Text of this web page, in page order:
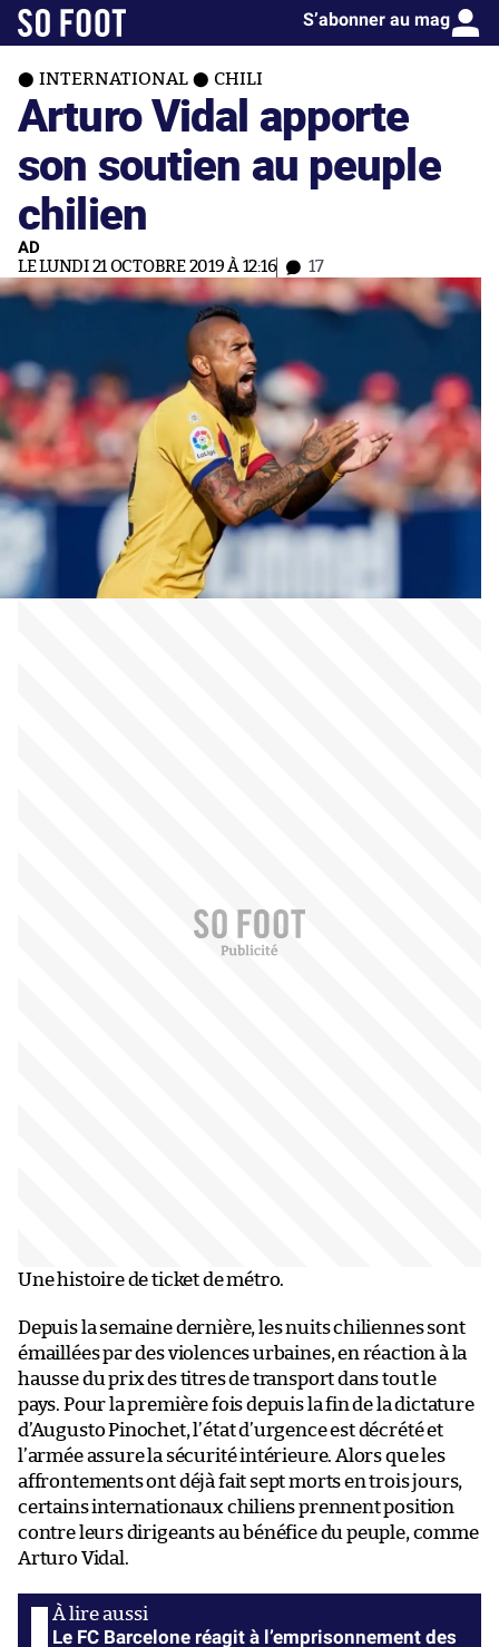
S’abonner au mag
INTERNATIONAL CHILI
Arturo Vidal apporte
son soutien au peuple
chilien
AD
LE LUNDI 21 OCTOBRE 2019 À 12:16 17
Une histoire de ticket de métro.
Depuis la semaine dernière, les nuits chiliennes sont
émaillées par des violences urbaines, en réaction à la
hausse du prix des titres de transport dans tout le
pays. Pour la première fois depuis la fin de la dictature
d’Augusto Pinochet, l’état d’urgence est décrété et
l’armée assure la sécurité intérieure. Alors que les
affrontements ont déjà fait sept morts en trois jours,
certains internationaux chiliens prennent position
contre leurs dirigeants au bénéfice du peuple, comme
Arturo Vidal.
Le FC Barcelone réagit à l’emprisonnement des